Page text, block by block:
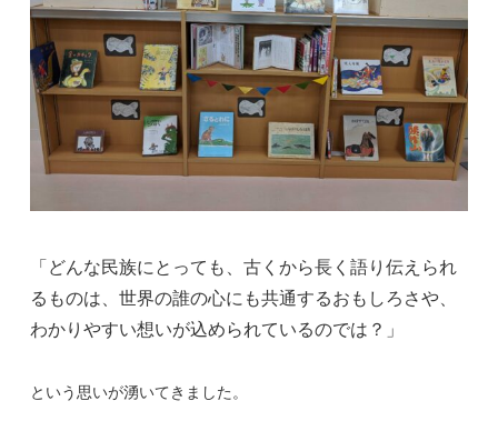
「どんな民族にとっても、古くから長く語り伝えられ
るものは、世界の誰の心にも共通するおもしろさや、
わかりやすい想いが込められているのでは？」
という思いが湧いてきました。